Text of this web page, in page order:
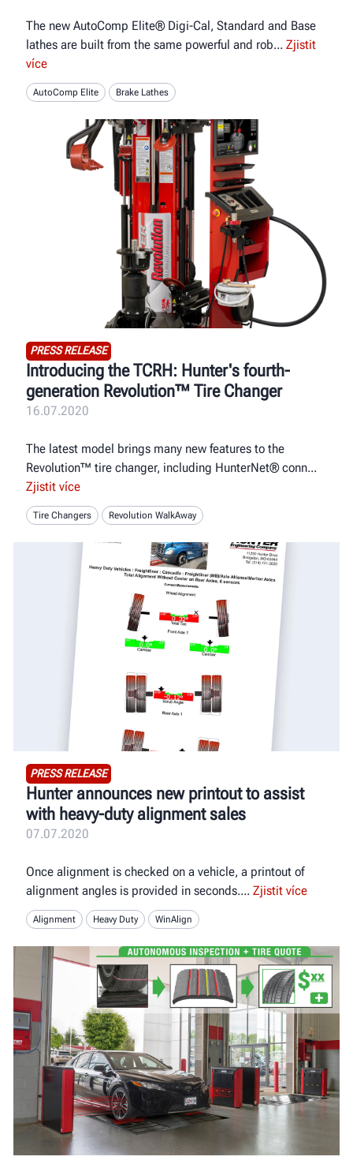
The new AutoComp Elite® Digi-Cal, Standard and Base
lathes are built from the same powerful and rob
Zjistit
více
AutoComp Elite Brake Lathes
PRESS RELEASE
Introducing the TCRH: Hunter's fourth-
generation Revolution™ Tire Changer
16.07.2020
The latest model brings many new features to the
Revolution™ tire changer, including HunterNet® conn
Zjistit více
Tire Changers Revolution WalkAway
PRESS RELEASE
Hunter announces new printout to assist
with heavy-duty alignment sales
07.07.2020
Once alignment is checked on a vehicle, a printout of
alignment angles is provided in seconds.
Zjistit více
Alignment Heavy Duty WinAlign